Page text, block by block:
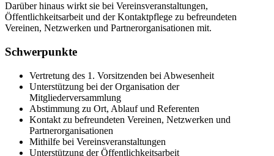
Darüber hinaus wirkt sie bei Vereinsveranstaltungen,
Öffentlichkeitsarbeit und der Kontaktpflege zu befreundeten
Vereinen, Netzwerken und Partnerorganisationen mit.
Schwerpunkte
Vertretung des 1. Vorsitzenden bei Abwesenheit
Unterstützung bei der Organisation der
Mitgliederversammlung
Abstimmung zu Ort, Ablauf und Referenten
Kontakt zu befreundeten Vereinen, Netzwerken und
Partnerorganisationen
Mithilfe bei Vereinsveranstaltungen
Unterstützung der Öffentlichkeitsarbeit